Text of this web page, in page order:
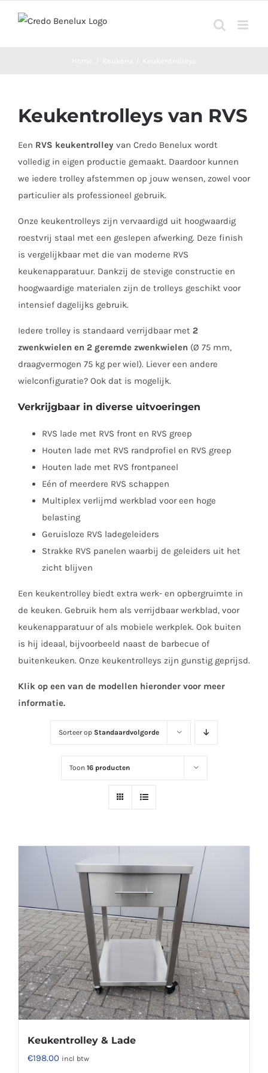
Keukentrolleys van RVS
Een RVS keukentrolley van Credo Benelux wordt
volledig in eigen productie gemaakt. Daardoor kunnen
we iedere trolley afstemmen op jouw wensen, zowel voor
particulier als professioneel gebruik.
Onze keukentrolleys zijn vervaardigd uit hoogwaardig
roestvrij staal met een geslepen afwerking. Deze finish
is vergelijkbaar met die van moderne RVS
keukenapparatuur. Dankzij de stevige constructie en
hoogwaardige materialen zijn de trolleys geschikt voor
intensief dagelijks gebruik.
Iedere trolley is standaard verrijdbaar met 2
zwenkwielen en 2 geremde zwenkwielen (Ø 75 mm,
draagvermogen 75 kg per wiel). Liever een andere
wielconfiguratie? Ook dat is mogelijk.
Verkrijgbaar in diverse uitvoeringen
RVS lade met RVS front en RVS greep
Houten lade met RVS randprofiel en RVS greep
Houten lade met RVS frontpaneel
Eén of meerdere RVS schappen
Multiplex verlijmd werkblad voor een hoge
belasting
Geruisloze RVS ladegeleiders
Strakke RVS panelen waarbij de geleiders uit het
zicht blijven
Een keukentrolley biedt extra werk- en opbergruimte in
de keuken. Gebruik hem als verrijdbaar werkblad, voor
keukenapparatuur of als mobiele werkplek. Ook buiten
is hij ideaal, bijvoorbeeld naast de barbecue of
buitenkeuken. Onze keukentrolleys zijn gunstig geprijsd.
Klik op een van de modellen hieronder voor meer
informatie.
Sorteer op Standaardvolgorde
Toon 16 producten
Keukentrolley & Lade
€198.00 incl btw